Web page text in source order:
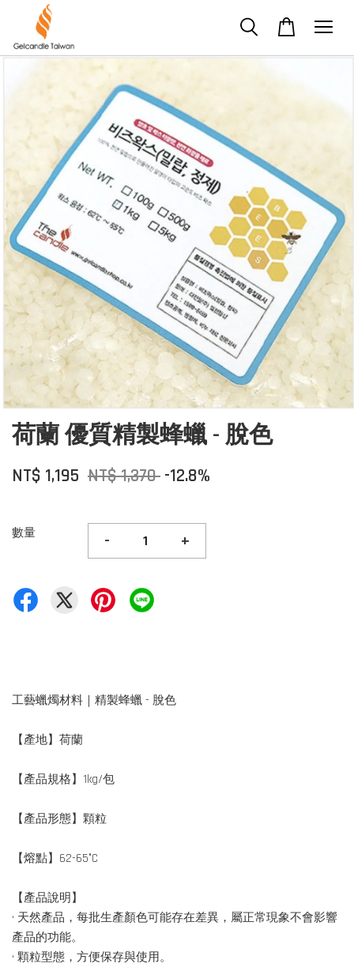
荷蘭 優質精製蜂蠟 - 脫色
NT$ 1,195 NT$ 1,370 -12.8%
數量 - +
工藝蠟燭材料｜精製蜂蠟 - 脫色
【產地】荷蘭
【產品規格】1kg/包
【產品形態】顆粒
【熔點】62-65°C
【產品說明】
• 天然產品，每批生產顏色可能存在差異，屬正常現象不會影響
產品的功能。
• 顆粒型態，方便保存與使用。